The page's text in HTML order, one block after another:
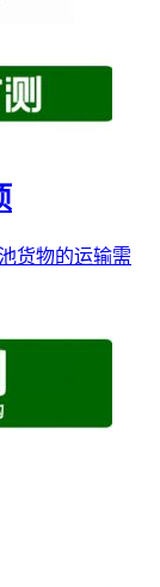
货物的运输需